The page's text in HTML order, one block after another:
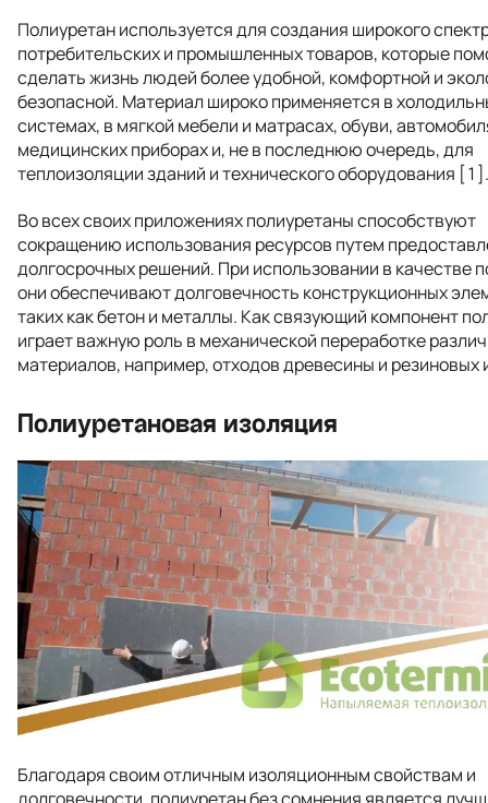
Полиуретан используется для создания широкого
потребительских и промышленных товаров, которые
сделать жизнь людей более удобной, комфортной и
безопасной. Материал широко применяется в
системах, в мягкой мебели и матрасах, обуви,
медицинских приборах и, не в последнюю очередь, для
теплоизоляции зданий и технического оборудования [1].
Во всех своих приложениях полиуретаны способствуют
сокращению использования ресурсов путем
долгосрочных решений. При использовании в качестве
они обеспечивают долговечность конструкционных
таких как бетон и металлы. Как связующий компонент
играет важную роль в механической переработке
материалов, например, отходов древесины и резиновых
Полиуретановая изоляция
Благодаря своим отличным изоляционным свойствам и